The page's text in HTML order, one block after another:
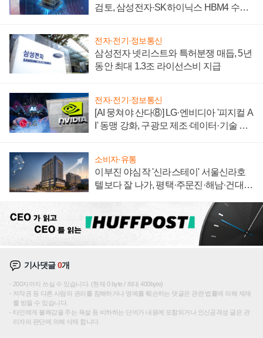
검토, 삼성전자·SK하이닉스 HBM4 수율
전자·전기·정보통신
삼성전자 넷리스트와 특허분쟁 매듭, 5년
동안 최대 1.3조 라이선스비 지급
전자·전기·정보통신
[AI 뭉쳐야 산다⑧] LG·엔비디아 '피지컬 A
I' 동맹 강화, 구광모 제조·데이터·기술 결
소비자·유통
이부진 야심작 '신라스테이' 서울신라호
텔보다 잘 나가, 평택·주문진·해남·건대로
기사댓글0개
200자까지 쓰실 수 있습니다. (현재 0 byte / 최대 400byte)
저작권 등 다른 사람의 권리를 침해하거나 명예를 훼손하는 댓글은 관련 법률에 의해 제재
를 받을 수 있습니다.
타인에게 불쾌감을 주는 욕설 등 비하하는 단어가 내용에 포함되거나 인신공격성 글은 관
리자의 판단에 의해 삭제 합니다.